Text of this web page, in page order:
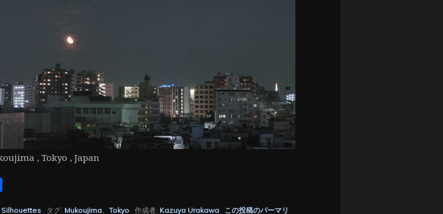
, Tokyo , Japan
Silhouettes タグ: Mukoujima、 Tokyo 作成者: Kazuya Urakawa この投稿のパーマリ